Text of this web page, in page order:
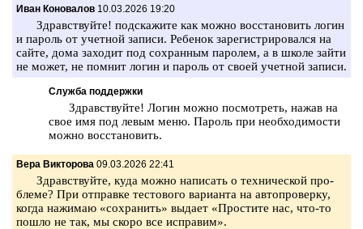
Иван Коновалов 10.03.2026 19:20
Здрав­ствуй­те! под­ска­жи­те как можно вос­ста­но­вить логин
и па­роль от учет­ной за­пи­си. Ре­бе­нок за­ре­ги­стри­ро­вал­ся на
сайте, дома за­хо­дит под со­хран­ным па­ро­лем, а в школе зайти
не может, не пом­нит логин и па­роль от своей учет­ной за­пи­си.
Служба поддержки
Здрав­ствуй­те! Логин можно по­смот­реть, нажав на
свое имя под левым меню. Па­роль при не­об­хо­ди­мо­сти
можно вос­ста­но­вить.
Вера Викторова 09.03.2026 22:41
Здрав­ствуй­те, куда можно на­пи­сать о тех­ни­че­ской про­
бле­ме? При от­прав­ке те­сто­во­го ва­ри­ан­та на ав­то­про­вер­ку,
когда на­жи­маю «со­хра­нить» вы­да­ет «Про­сти­те нас, что-то
пошло не так, мы скоро все ис­пра­вим».